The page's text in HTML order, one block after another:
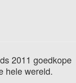
2011 goedkope
hele wereld.